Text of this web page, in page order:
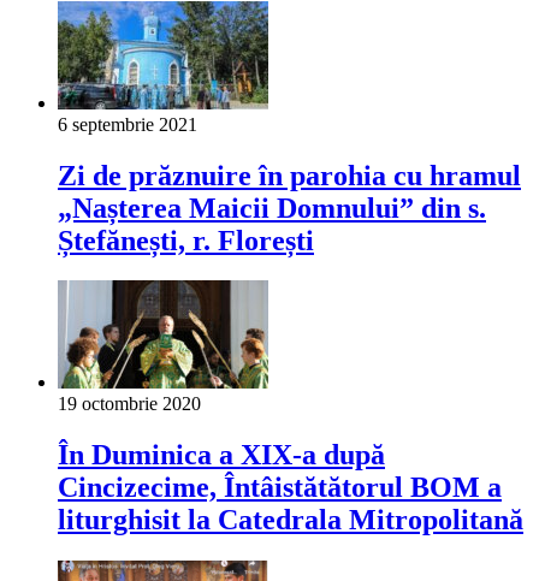
6 septembrie 2021
Zi de prăznuire în parohia cu hramul
„Nașterea Maicii Domnului” din s.
Ștefănești, r. Florești
19 octombrie 2020
În Duminica a XIX-a după
Cincizecime, Întâistătătorul BOM a
liturghisit la Catedrala Mitropolitană